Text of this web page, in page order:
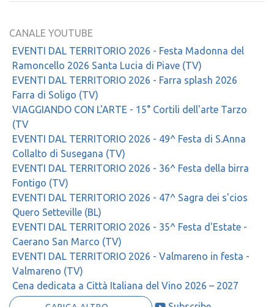
CANALE YOUTUBE
EVENTI DAL TERRITORIO 2026 - Festa Madonna del
Ramoncello 2026 Santa Lucia di Piave (TV)
EVENTI DAL TERRITORIO 2026 - Farra splash 2026
Farra di Soligo (TV)
VIAGGIANDO CON L'ARTE - 15° Cortili dell'arte Tarzo
(TV
EVENTI DAL TERRITORIO 2026 - 49^ Festa di S.Anna
Collalto di Susegana (TV)
EVENTI DAL TERRITORIO 2026 - 36^ Festa della birra
Fontigo (TV)
EVENTI DAL TERRITORIO 2026 - 47^ Sagra dei s'cios
Quero Setteville (BL)
EVENTI DAL TERRITORIO 2026 - 35^ Festa d'Estate -
Caerano San Marco (TV)
EVENTI DAL TERRITORIO 2026 - Valmareno in festa -
Valmareno (TV)
Cena dedicata a Città Italiana del Vino 2026 – 2027